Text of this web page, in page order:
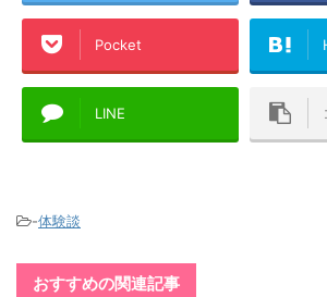
Pocket
LINE
-体験談
おすすめの関連記事